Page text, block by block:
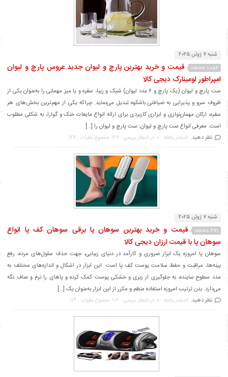
شنبه 7 ژوئن 2025
1,082 views
قیمت و خرید بهترین پارچ و لیوان جدید عروس پارچ و لیوان
امپراطور لومینارک دیجی کالا
ست پارچ و لیوان (یک پارچ و ۶ عدد لیوان) شیک و زیبا، سفره و یا میز مهمانی را به‌عنوان یکی از
ظروف سرو و پذیرایی به ضیافتی باشکوه تبدیل می‌نماید. چراکه یکی از مهم‌ترین بخش‌های هر
سفره، ارکان مهمان‌نوازی و ابزاری کاربردی برای ارائه انواع مایعات خنک و گوارا، به شکلی مطلوب
است. معرفی انواع ست پارچ و لیوان: ست پارچ و لیوان را […]
نظر دهید. انتشار یافته : 0 در انتظار بررسی : 127 مجموع نظرات : 127
شنبه 7 ژوئن 2025
671 views
قیمت و خرید بهترین سوهان پا برقی سوهان کف پا انواع
سوهان پا با قیمت ارزان دیجی کالا
سوهان پا امروزه یک ابزار ضروری و کارآمد در دنیای زیبایی، جهت حذف سلول‌های مرده، رفع
پینه‌ها، مراقبت و حفظ سلامت پوست کف پا است. این ابزار در اشکال و اندازه‌های مختلف به
مدد سطوح ساینده، به جلوگیری از زبری و خشکی پوست کمک کرده و پاهای را نرم و صاف نگه
می‌دارد. بدن ترتیب امروزه استفاده منظم و مکرر از این ابزار به‌عنوان یک […]
نظر دهید. انتشار یافته : 0 در انتظار بررسی : 116 مجموع نظرات : 116